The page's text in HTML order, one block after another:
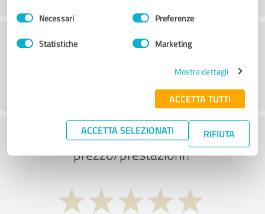
Selezione
del
Necessari Preferenze
Statistiche Marketing
Mostra dettagli
ACCETTA TUTTI
ACCETTA SELEZIONATI RIFIUTA
Servizio clienti
Cosa ne pensate del rapporto
prezzo/prestazioni?